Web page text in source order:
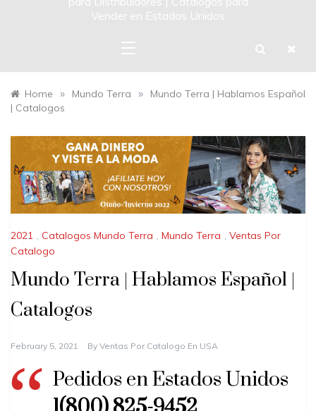
Vender en Estados Unidos
Home » Mundo Terra »
Mundo Terra | Hablamos Español
| Catalogos
2021 , Catalogos Mundo Terra , Mundo Terra , Ventas Por
Catalogo
Mundo Terra | Hablamos Español |
Catalogos
February 5, 2021 By Ventas Por Catalogo En USA
Pedidos en Estados Unidos